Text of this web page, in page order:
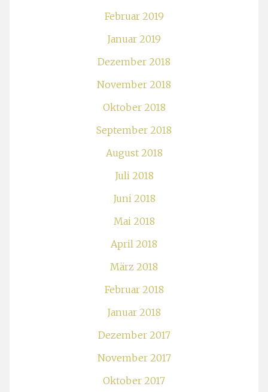
Februar 2019
Januar 2019
Dezember 2018
November 2018
Oktober 2018
September 2018
August 2018
Juli 2018
Juni 2018
Mai 2018
April 2018
März 2018
Februar 2018
Januar 2018
Dezember 2017
November 2017
Oktober 2017